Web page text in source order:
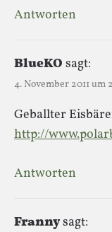
Antworten
BlueKO sagt:
4. November 2011 um
Geballter
http://
Antworten
Frannysagt: